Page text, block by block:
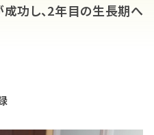
功し、2年目の生長期へ